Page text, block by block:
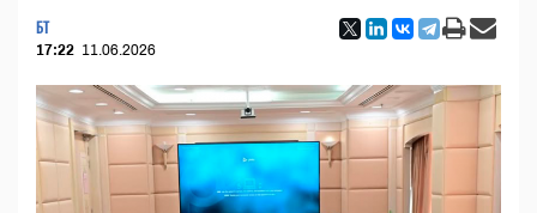
БТ
17:22 11.06.2026